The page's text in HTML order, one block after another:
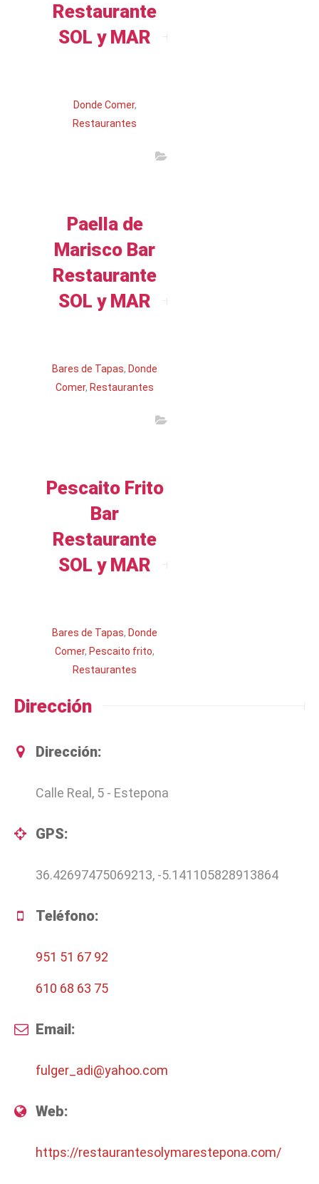
Restaurante
SOL y MAR
Donde Comer,
Restaurantes
Paella de
Marisco Bar
Restaurante
SOL y MAR
Bares de Tapas, Donde
Comer, Restaurantes
Pescaito Frito
Bar
Restaurante
SOL y MAR
Bares de Tapas, Donde
Comer, Pescaito frito,
Restaurantes
Dirección
Dirección:
Calle Real, 5 - Estepona
GPS:
36.42697475069213, -5.141105828913864
Teléfono:
951 51 67 92
610 68 63 75
Email:
fulger_adi@yahoo.com
Web:
https://restaurantesolymarestepona.com/